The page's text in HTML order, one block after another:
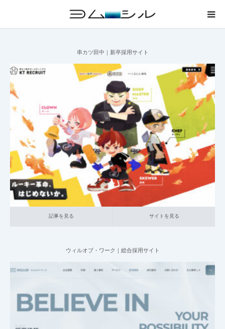
串カツ田中｜新卒採用サイト
2025.07.09
001_新卒採用サイト 025_外食 大企業の採用サイト
記事を見る サイトを見る
記事を見る サイトを見る
ウィルオブ・ワーク｜総合採用サイト
2025.07.09
大企業の採用サイト
サイトから探す
特徴から探す
ブログ
このサイトについて